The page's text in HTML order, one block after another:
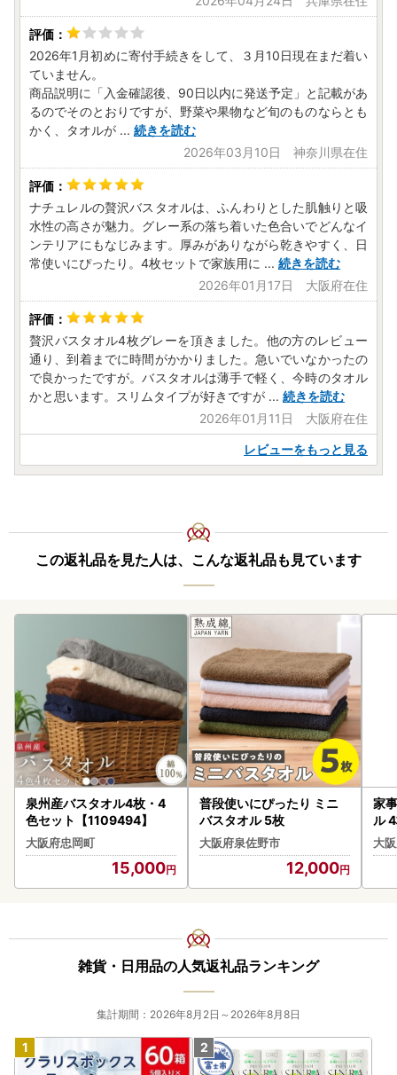
2026年1月初めに寄付手続きをして、３月10日現在まだ着い
ていません。
商品説明に「入金確認後、90日以内に発送予定」と記載があ
るのでそのとおりですが、野菜や果物など旬のものならとも
かく、タオルが ... 続きを読む
2026年03月10日 神奈川県在住
ナチュレルの贅沢バスタオルは、ふんわりとした肌触りと吸
水性の高さが魅力。グレー系の落ち着いた色合いでどんなイ
ンテリアにもなじみます。厚みがありながら乾きやすく、日
常使いにぴったり。4枚セットで家族用に ... 続きを読む
2026年01月17日 大阪府在住
贅沢バスタオル4枚グレーを頂きました。他の方のレビュー
通り、到着までに時間がかかりました。急いでいなかったの
で良かったですが。バスタオルは薄手で軽く、今時のタオル
かと思います。スリムタイプが好きですが ... 続きを読む
2026年01月11日 大阪府在住
レビューをもっと見る
この返礼品を見た人は、こんな返礼品も見ています
泉州産バスタオル4枚・4
色セット【1109494】
大阪府忠岡町
15,000
普段使いにぴったり ミニ
バスタオル 5枚
大阪府泉佐野市
12,000
家
ル
大
雑貨・日用品の人気返礼品ランキング
集計期間：2026年8月2日～2026年8月8日